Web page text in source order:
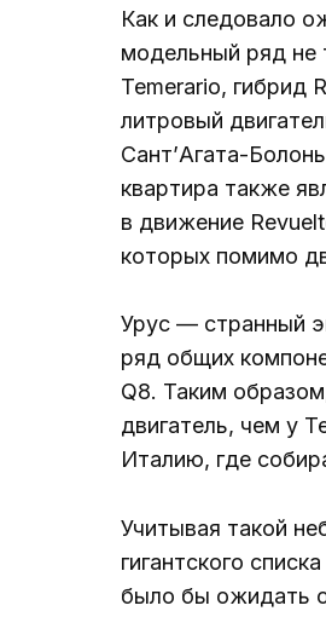
Как и следовало
модельный ряд не
Temerario, гибрид
литровый
Сант’Агата-
квартира также
в движение
которых помимо
Урус — странный
ряд общих
Q8. Таким
двигатель, чем у
Италию, где
Учитывая такой
гигантского
было бы ожидать